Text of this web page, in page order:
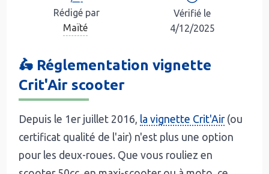
Rédigé par
Maïté
Vérifié le
4/12/2025
🛵 Réglementation vignette
Crit'Air scooter
Depuis le 1er juillet 2016, la vignette Crit'Air(ou
certificat qualité de l'air) n'est plus une option
pour les deux-roues. Que vous rouliez en